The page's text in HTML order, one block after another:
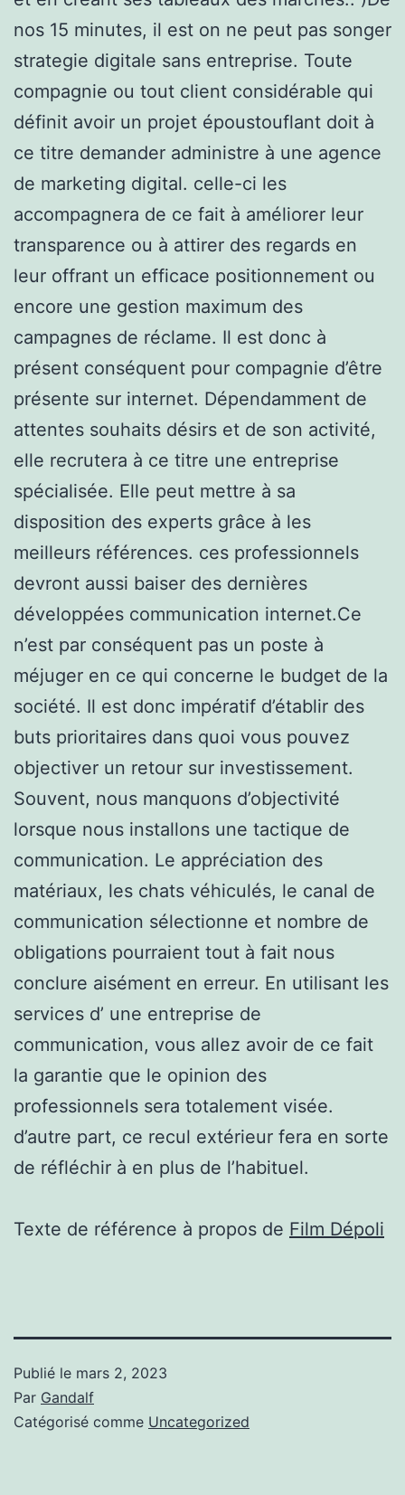
nos 15 minutes, il est on ne peut pas songer
strategie digitale sans entreprise. Toute
compagnie ou tout client considérable qui
définit avoir un projet époustouflant doit à
ce titre demander administre à une agence
de marketing digital. celle-ci les
accompagnera de ce fait à améliorer leur
transparence ou à attirer des regards en
leur offrant un efficace positionnement ou
encore une gestion maximum des
campagnes de réclame. Il est donc à
présent conséquent pour compagnie d’être
présente sur internet. Dépendamment de
attentes souhaits désirs et de son activité,
elle recrutera à ce titre une entreprise
spécialisée. Elle peut mettre à sa
disposition des experts grâce à les
meilleurs références. ces professionnels
devront aussi baiser des dernières
développées communication internet.Ce
n’est par conséquent pas un poste à
méjuger en ce qui concerne le budget de la
société. Il est donc impératif d’établir des
buts prioritaires dans quoi vous pouvez
objectiver un retour sur investissement.
Souvent, nous manquons d’objectivité
lorsque nous installons une tactique de
communication. Le appréciation des
matériaux, les chats véhiculés, le canal de
communication sélectionne et nombre de
obligations pourraient tout à fait nous
conclure aisément en erreur. En utilisant les
services d’ une entreprise de
communication, vous allez avoir de ce fait
la garantie que le opinion des
professionnels sera totalement visée.
d’autre part, ce recul extérieur fera en sorte
de réfléchir à en plus de l’habituel.
Texte de référence à propos de Film Dépoli
Publié le mars 2, 2023
Par Gandalf
Catégorisé comme Uncategorized